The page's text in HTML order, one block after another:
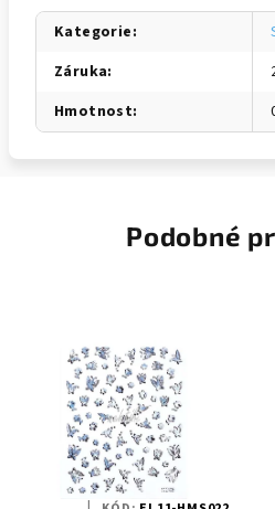
Kategorie:
Záruka:
Hmotnost:
Podobné